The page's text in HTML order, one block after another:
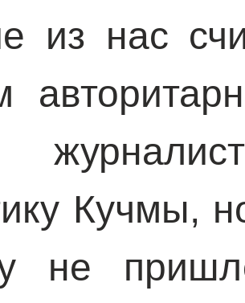
из нас
Кучмы,
не